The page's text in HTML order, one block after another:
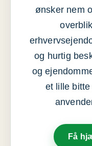
ønsker nem
og hurtig
og
et lille
Få